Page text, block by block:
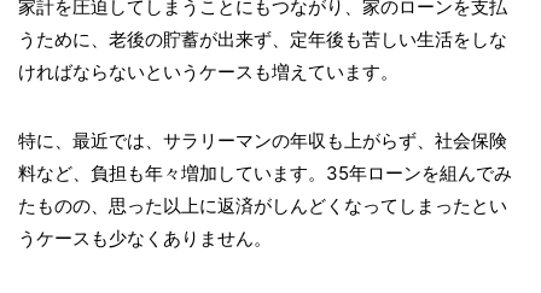
家計を圧迫してしまうことにもつながり、家のローンを支払
うために、老後の貯蓄が出来ず、定年後も苦しい生活をしな
ければならないというケースも増えています。
特に、最近では、サラリーマンの年収も上がらず、社会保険
料など、負担も年々増加しています。35年ローンを組んでみ
たものの、思った以上に返済がしんどくなってしまったとい
うケースも少なくありません。